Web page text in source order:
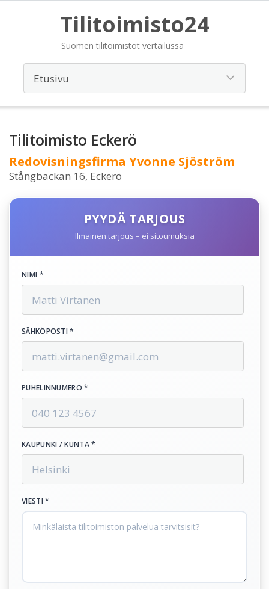
Tilitoimisto24
Suomen tilitoimistot vertailussa
Tilitoimisto Eckerö
Redovisningsfirma Yvonne Sjöström
Stångbackan 16, Eckerö
PYYDÄ TARJOUS
Ilmainen tarjous – ei sitoumuksia
NIMI *
SÄHKÖPOSTI *
PUHELINNUMERO *
KAUPUNKI / KUNTA *
VIESTI *